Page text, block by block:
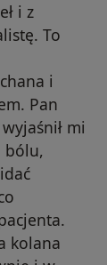
i z
To
i
Pan
mi
bólu,
kolana